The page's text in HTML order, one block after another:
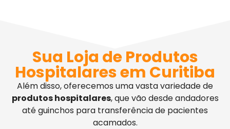
Sua Loja de Produtos
Hospitalares em Curitiba
Além disso, oferecemos uma vasta variedade de
produtos hospitalares, que vão desde andadores
até guinchos para transferência de pacientes
acamados.